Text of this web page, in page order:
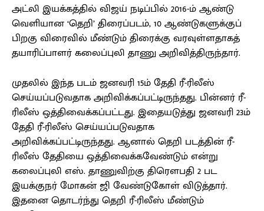
அட்லி இயக்கத்தில் விஜய் நடிப்பில் 2016-ம் ஆண்டு
வெளியான ‘தெறி’ திரைப்படம், 10 ஆண்டுகளுக்குப்
பிறகு விரைவில் மீண்டும் திரைக்கு வரவுள்ளதாகத்
தயாரிப்பாளர் கலைப்புலி தாணு அறிவித்திருந்தார்.
முதலில் இந்த படம் ஜனவரி 15ம் தேதி ரீ-ரிலீஸ்
செய்யப்படுவதாக அறிவிக்கப்பட்டிருந்தது. பின்னர் ரீ-
ரிலீஸ் ஒத்திவைக்கப்பட்டது. இதையடுத்து ஜனவரி 23ம்
தேதி ரீ-ரிலீஸ் செய்யப்படுவதாக
அறிவிக்கப்பட்டிருந்தது. ஆனால் தெறி படத்தின் ரீ-
ரிலீஸ் தேதியை ஒத்திவைக்கவேண்டும் என்று
கலைப்புலி எஸ். தாணுவிற்கு திரௌபதி 2 பட
இயக்குநர் மோகன் ஜி வேண்டுகோள் விடுத்தார்.
இதனை தொடர்ந்து தெறி ரீ-ரிலீஸ் மீண்டும்